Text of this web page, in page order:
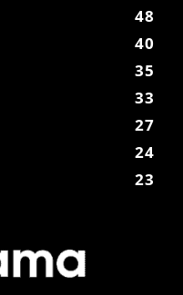
48
40
35
33
27
24
23